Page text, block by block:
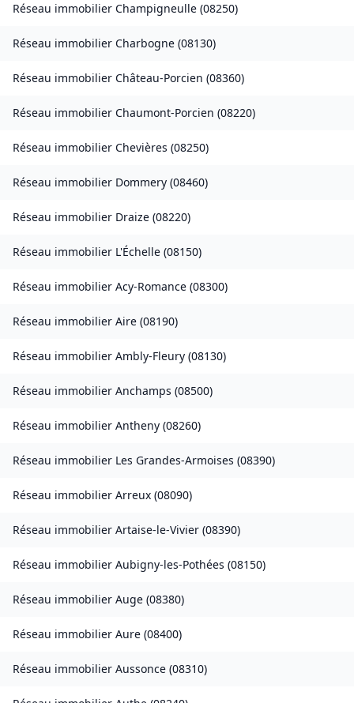
Réseau immobilier Champigneulle (08250)
Réseau immobilier Charbogne (08130)
Réseau immobilier Château-Porcien (08360)
Réseau immobilier Chaumont-Porcien (08220)
Réseau immobilier Chevières (08250)
Réseau immobilier Dommery (08460)
Réseau immobilier Draize (08220)
Réseau immobilier L'Échelle (08150)
Réseau immobilier Acy-Romance (08300)
Réseau immobilier Aire (08190)
Réseau immobilier Ambly-Fleury (08130)
Réseau immobilier Anchamps (08500)
Réseau immobilier Antheny (08260)
Réseau immobilier Les Grandes-Armoises (08390)
Réseau immobilier Arreux (08090)
Réseau immobilier Artaise-le-Vivier (08390)
Réseau immobilier Aubigny-les-Pothées (08150)
Réseau immobilier Auge (08380)
Réseau immobilier Aure (08400)
Réseau immobilier Aussonce (08310)